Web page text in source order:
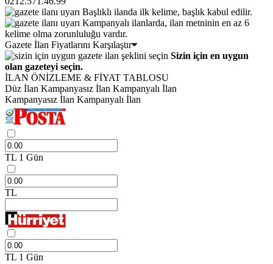
Başlıklı ilanda ilk kelime, başlık kabul edilir.
Kampanyalı ilanlarda, ilan metninin en az 6
kelime olma zorunluluğu vardır.
Gazete İlan Fiyatlarını Karşılaştır
Sizin için en uygun
olan gazeteyi seçin.
İLAN ÖNİZLEME & FİYAT TABLOSU
Düz İlan Kampanyasız İlan Kampanyalı İlan
Kampanyasız İlan Kampanyalı İlan
TL 1 Gün
TL
TL 1 Gün